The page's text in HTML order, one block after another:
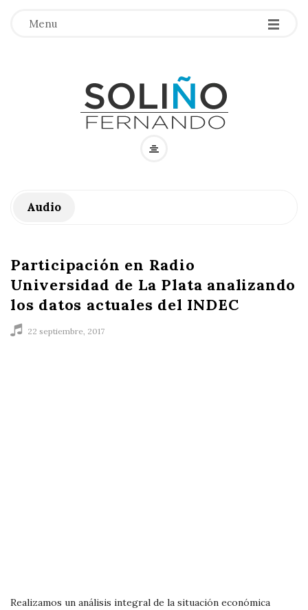
Menu
a
n
o
Audio
Participación en Radio
Universidad de La Plata analizando
los datos actuales del INDEC
22 septiembre, 2017
Realizamos un análisis integral de la situación económica